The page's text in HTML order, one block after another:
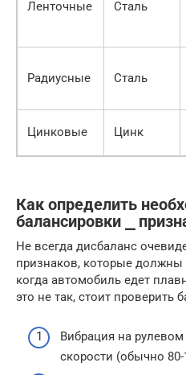
Ленточные Сталь
Радиусные Сталь
Цинковые Цинк
Как определить
балансировки ⎯
Не всегда дисбаланс
признаков, которые должны
когда автомобиль едет
это не так, стоит проверить
Вибрация на
скорости (обычно